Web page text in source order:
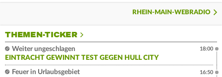
RHEIN-MAIN-WEBRADIO
THEMEN-TICKER
Weiter ungeschlagen
EINTRACHT GEWINNT TEST GEGEN HULL CITY
18:00
Feuer in Urlaubsgebiet
16:50